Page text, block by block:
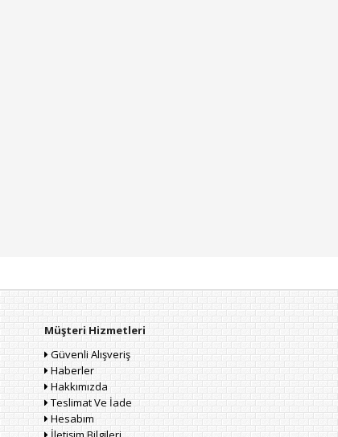
Müşteri Hizmetleri
Güvenli Alışveriş
Haberler
Hakkımızda
Teslimat Ve İade
Hesabım